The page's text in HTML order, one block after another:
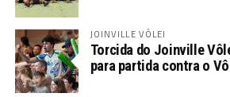
JOINVILLE VÔLEI
Torcida do Joinville
para partida contra o